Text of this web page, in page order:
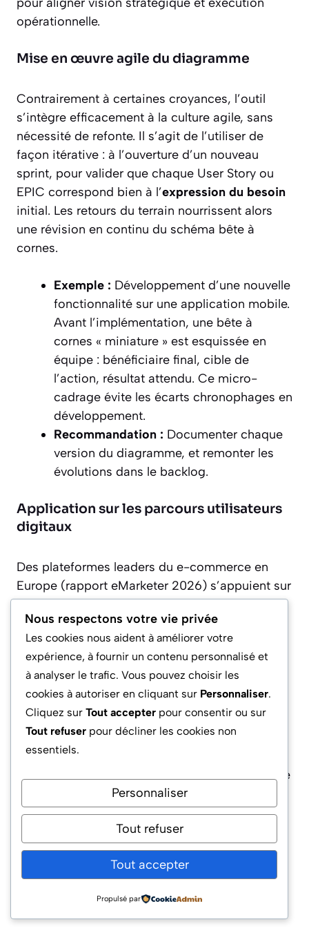
opérationnelle.
Mise en œuvre agile du diagramme
Contrairement à certaines croyances, l’outil
s’intègre efficacement à la culture agile, sans
nécessité de refonte. Il s’agit de l’utiliser de
façon itérative : à l’ouverture d’un nouveau
sprint, pour valider que chaque User Story ou
EPIC correspond bien à l’expression du besoin
initial. Les retours du terrain nourrissent alors
une révision en continu du schéma bête à
cornes.
Exemple : Développement d’une nouvelle
fonctionnalité sur une application mobile.
Avant l’implémentation, une bête à
cornes « miniature » est esquissée en
équipe : bénéficiaire final, cible de
l’action, résultat attendu. Ce micro-
cadrage évite les écarts chronophages en
développement.
Recommandation : Documenter chaque
version du diagramme, et remonter les
évolutions dans le backlog.
Application sur les parcours utilisateurs
digitaux
Des plateformes leaders du e-commerce en
Europe (rapport eMarketer 2026) s’appuient sur
ce schéma pour définir non seulement leurs
produits, mais aussi les services à valeur
ajoutée (SAV digitalisé, gestion retour
simplifiée). L’objectif reste de s’assurer que
chaque innovation correspond à une attente
validée côté client.
Résilience face à la complexité
Enfin, cette adaptabilité fait du diagramme bête
à cornes un atout pour les grandes
organisations en transformation digitale. Il
constitue un socle robuste à partir duquel
ajuster, arbitrer, et communiquer en interne
aussi bien qu’en externe. La gestion agile tire
réactivité, cohérence et stabilité des livrables.
Nous respectons votre vie privée
Les cookies nous aident à améliorer votre
expérience, à fournir un contenu personnalisé et
à analyser le trafic. Vous pouvez choisir les
cookies à autoriser en cliquant sur Personnaliser.
Cliquez sur Tout accepter pour consentir ou sur
Tout refuser pour décliner les cookies non
essentiels.
Personnaliser
Tout refuser
Tout accepter
Propulsé par